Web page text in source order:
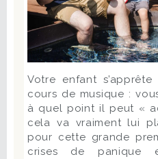
Votre enfant
cours de musique :
à quel point il peut «
cela va vraiment lui
pour cette grande
crises de panique